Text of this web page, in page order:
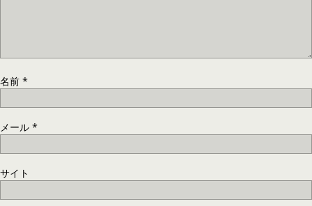
名前 *
メール *
サイト